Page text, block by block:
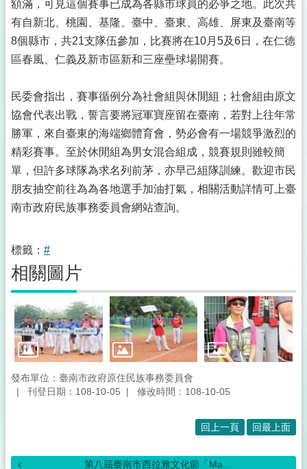
額滿，可見這個賽事已成為各縣市球員的必爭之地。此次共
有自新北、桃園、基隆、臺中、臺東、高雄、屏東及臺南等
8個縣市，共21支隊伍參加，比賽將在10月5及6日，在仁德
區春風、仁義及新市區新和三座壘球場開賽。
民委會指出，賽事循例分為社會組與休閒組；社會組由原文
協會代表出戰，誓言要將冠軍寶座留在臺南，若對上往年常
勝軍，來自臺東的海端鄉體育會，勢必會有一場競爭激烈的
精彩賽事。至於休閒組為男女混合組成，競賽規則雖較簡
單，但許多球隊為求名列前茅，亦早己組隊訓練。歡迎市民
朋友抽空前往為為各地選手加油打氣，相關活動詳情可上臺
南市政府民族事務委員會網站查詢。
標籤： #
相關圖片
發布單位：臺南市政府原住民族事務委員會
刊登日期：108-10-05
修改時間：108-10-05
回上一頁 回最上面
第八屆臺南市西拉雅文化節「Ma...